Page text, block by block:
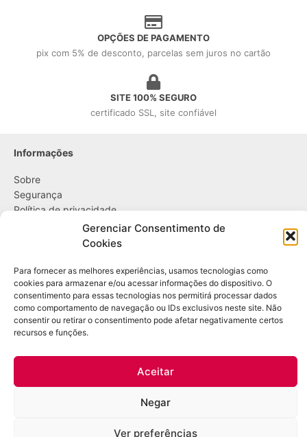
Gerenciar Consentimento de
Cookies
Para fornecer as melhores experiências, usamos tecnologias como
cookies para armazenar e/ou acessar informações do dispositivo. O
consentimento para essas tecnologias nos permitirá processar dados
como comportamento de navegação ou IDs exclusivos neste site. Não
consentir ou retirar o consentimento pode afetar negativamente certos
recursos e funções.
Aceitar
Negar
Ver preferências
OPÇÕES DE PAGAMENTO
pix com 5% de desconto, parcelas sem juros no cartão
SITE 100% SEGURO
certificado SSL, site confiável
Informações
Sobre
Segurança
Política de privacidade
Política de cookies
Entregas
Trocas e devoluções
Opções de pagamento
WhatsApp: (21) 98361-1509
E-mail:contato@bazardulac.com.br